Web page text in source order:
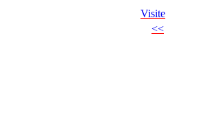
Visite
<<